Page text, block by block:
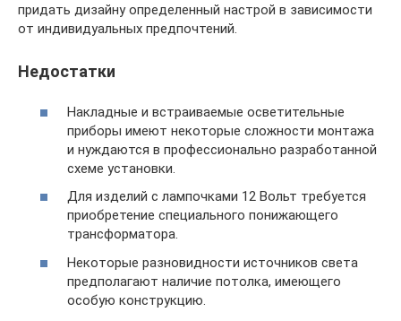
придать дизайну определенный настрой в зависимости
от индивидуальных предпочтений.
Недостатки
Накладные и встраиваемые осветительные
приборы имеют некоторые сложности монтажа
и нуждаются в профессионально разработанной
схеме установки.
Для изделий с лампочками 12 Вольт требуется
приобретение специального понижающего
трансформатора.
Некоторые разновидности источников света
предполагают наличие потолка, имеющего
особую конструкцию.